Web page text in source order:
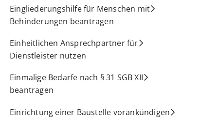
Eingliederungshilfe für Menschen mit
Behinderungen beantragen
Einheitlichen Ansprechpartner für
Dienstleister nutzen
Einmalige Bedarfe nach § 31 SGB XII
beantragen
Einrichtung einer Baustelle vorankündigen